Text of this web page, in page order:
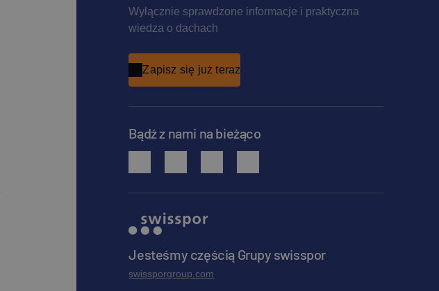
Wyłącznie sprawdzone informacje i praktyczna
wiedza o dachach
Zapisz się już teraz
Bądź z nami na bieżąco
facebookinstagrampinterestyoutube
Jesteśmy częścią Grupy swisspor
swissporgroup.com